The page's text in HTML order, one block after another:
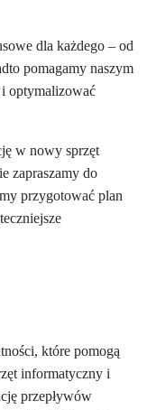
dla każdego – od
pomagamy naszym
optymalizować
w nowy sprzęt
zapraszamy do
przygotować plan
które pomogą
informatyczny i
przepływów